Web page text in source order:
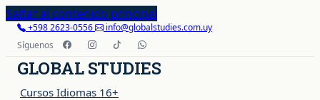
Saltar al contenido principal
+598 2623-0556
info@globalstudies.com.uy
Síguenos
GLOBAL STUDIES
Cursos Idiomas 16+